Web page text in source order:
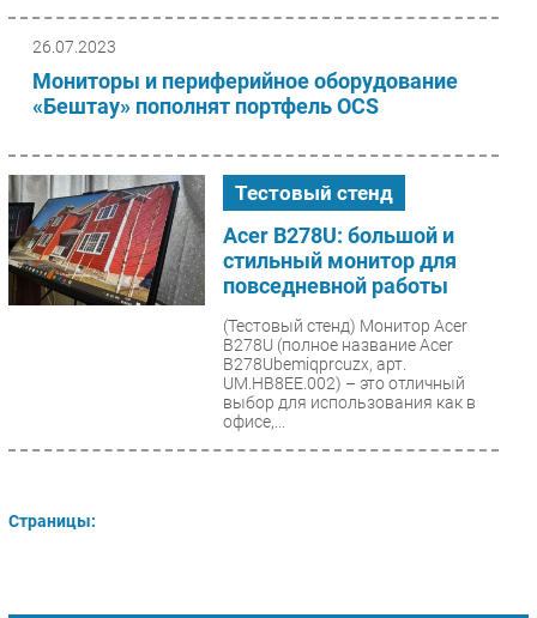
Гаджеты
Здоровье
Новости
Аналитика
Интервью
Мероприятия
26.07.2023
Мониторы и периферийное оборудование
«Бештау» пополнят портфель OCS
Тестовый стенд
Acer B278U: большой и
стильный монитор для
повседневной работы
(Тестовый стенд) Монитор Acer
B278U (полное название Acer
B278Ubemiqprcuzx, арт.
UM.HB8EE.002) – это отличный
выбор для использования как в
офисе,...
Страницы: